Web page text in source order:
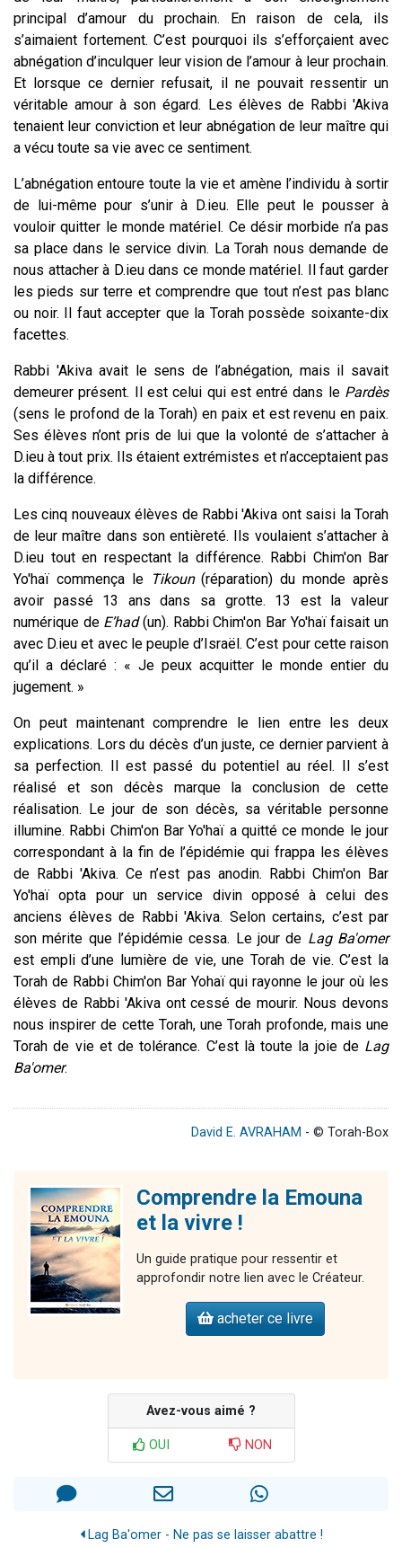
principal d’amour du prochain. En raison de cela, ils
s’aimaient fortement. C’est pourquoi ils s’efforçaient avec
abnégation d’inculquer leur vision de l’amour à leur prochain.
Et lorsque ce dernier refusait, il ne pouvait ressentir un
véritable amour à son égard. Les élèves de Rabbi 'Akiva
tenaient leur conviction et leur abnégation de leur maître qui
a vécu toute sa vie avec ce sentiment.
L’abnégation entoure toute la vie et amène l’individu à sortir
de lui-même pour s’unir à D.ieu. Elle peut le pousser à
vouloir quitter le monde matériel. Ce désir morbide n’a pas
sa place dans le service divin. La Torah nous demande de
nous attacher à D.ieu dans ce monde matériel. Il faut garder
les pieds sur terre et comprendre que tout n’est pas blanc
ou noir. Il faut accepter que la Torah possède soixante-dix
facettes.
Rabbi 'Akiva avait le sens de l’abnégation, mais il savait
demeurer présent. Il est celui qui est entré dans le Pardès
(sens le profond de la Torah) en paix et est revenu en paix.
Ses élèves n’ont pris de lui que la volonté de s’attacher à
D.ieu à tout prix. Ils étaient extrémistes et n’acceptaient pas
la différence.
Les cinq nouveaux élèves de Rabbi 'Akiva ont saisi la Torah
de leur maître dans son entièreté. Ils voulaient s’attacher à
D.ieu tout en respectant la différence. Rabbi Chim'on Bar
Yo'haï commença le Tikoun(réparation) du monde après
avoir passé 13 ans dans sa grotte. 13 est la valeur
numérique de E’had(un). Rabbi Chim'on Bar Yo'haï faisait un
avec D.ieu et avec le peuple d’Israël. C’est pour cette raison
qu’il a déclaré : « Je peux acquitter le monde entier du
jugement. »
On peut maintenant comprendre le lien entre les deux
explications. Lors du décès d’un juste, ce dernier parvient à
sa perfection. Il est passé du potentiel au réel. Il s’est
réalisé et son décès marque la conclusion de cette
réalisation. Le jour de son décès, sa véritable personne
illumine. Rabbi Chim'on Bar Yo'haï a quitté ce monde le jour
correspondant à la fin de l’épidémie qui frappa les élèves
de Rabbi 'Akiva. Ce n’est pas anodin. Rabbi Chim'on Bar
Yo'haï opta pour un service divin opposé à celui des
anciens élèves de Rabbi 'Akiva. Selon certains, c’est par
son mérite que l’épidémie cessa. Le jour de Lag Ba'omer
est empli d’une lumière de vie, une Torah de vie. C’est la
Torah de Rabbi Chim'on Bar Yohaï qui rayonne le jour où les
élèves de Rabbi 'Akiva ont cessé de mourir. Nous devons
nous inspirer de cette Torah, une Torah profonde, mais une
Torah de vie et de tolérance. C’est là toute la joie de Lag
Ba'omer.
David E. AVRAHAM - © Torah-Box
Comprendre la Emouna
et la vivre !
Un guide pratique pour ressentir et
approfondir notre lien avec le Créateur.
acheter ce livre
Avez-vous aimé ?
OUI NON
Lag Ba'omer - Ne pas se laisser abattre !